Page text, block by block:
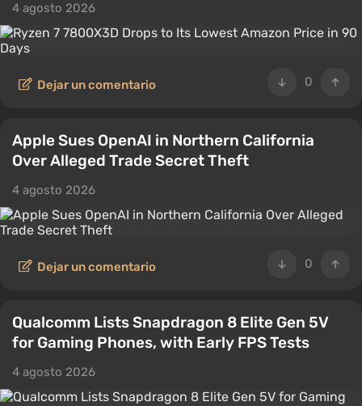
4 agosto 2026
0
Dejar un comentario
Apple Sues OpenAI in Northern California
Over Alleged Trade Secret Theft
4 agosto 2026
0
Dejar un comentario
Qualcomm Lists Snapdragon 8 Elite Gen 5V
for Gaming Phones, with Early FPS Tests
4 agosto 2026